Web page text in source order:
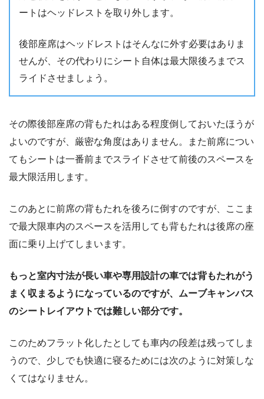
ートはヘッドレストを取り外します。
後部座席はヘッドレストはそんなに外す必要はありま
せんが、その代わりにシート自体は最大限後ろまでス
ライドさせましょう。
その際後部座席の背もたれはある程度倒しておいたほうが
よいのですが、厳密な角度はありません。また前席につい
てもシートは一番前までスライドさせて前後のスペースを
最大限活用します。
このあとに前席の背もたれを後ろに倒すのですが、ここま
で最大限車内のスペースを活用しても背もたれは後席の座
面に乗り上げてしまいます。
もっと室内寸法が長い車や専用設計の車では背もたれがう
まく収まるようになっているのですが、ムーブキャンバス
のシートレイアウトでは難しい部分です。
このためフラット化したとしても車内の段差は残ってしま
うので、少しでも快適に寝るためには次のように対策しな
くてはなりません。